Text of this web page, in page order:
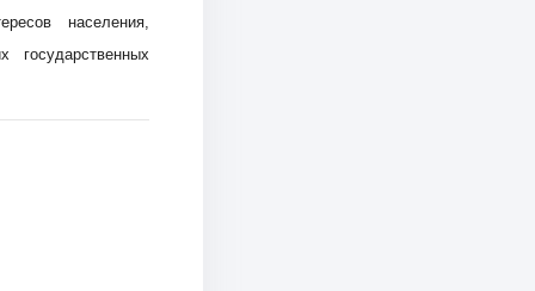
населения,